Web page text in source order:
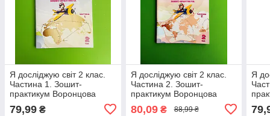
Я досліджую світ 2 клас.
Частина 1. Зошит-
практикум Воронцова
79,99 ₴
Я досліджую світ 2 клас.
Частина 2. Зошит-
практикум Воронцова
80,09₴ 88,99 ₴
Я